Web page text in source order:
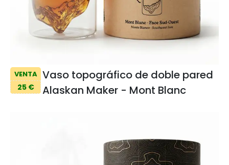
VENTA
25 €
Vaso topográfico de doble pared
Alaskan Maker - Mont Blanc